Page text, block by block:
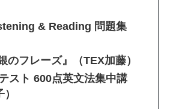
& Reading 問題集
のフレーズ』（TEX加藤）
スト 600点英文法集中講